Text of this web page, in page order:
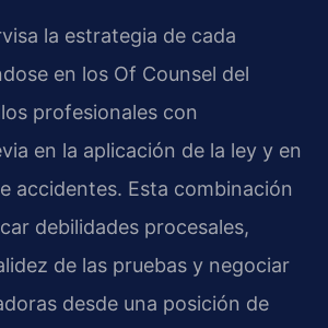
la estrategia de cada
en los Of Counsel del
profesionales con
en la aplicación de la ley y en
accidentes. Esta combinación
debilidades procesales,
de las pruebas y negociar
desde una posición de